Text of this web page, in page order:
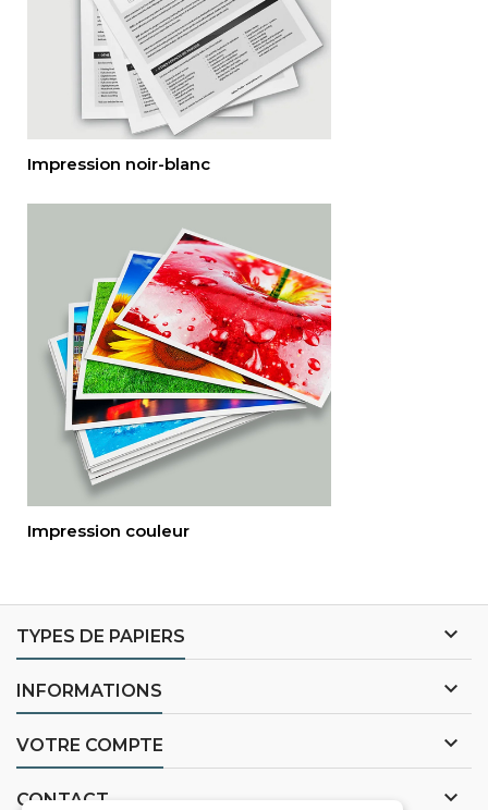
Impression noir-blanc
Impression couleur
TYPES DE PAPIERS 
INFORMATIONS 
VOTRE COMPTE 
CONTACT 